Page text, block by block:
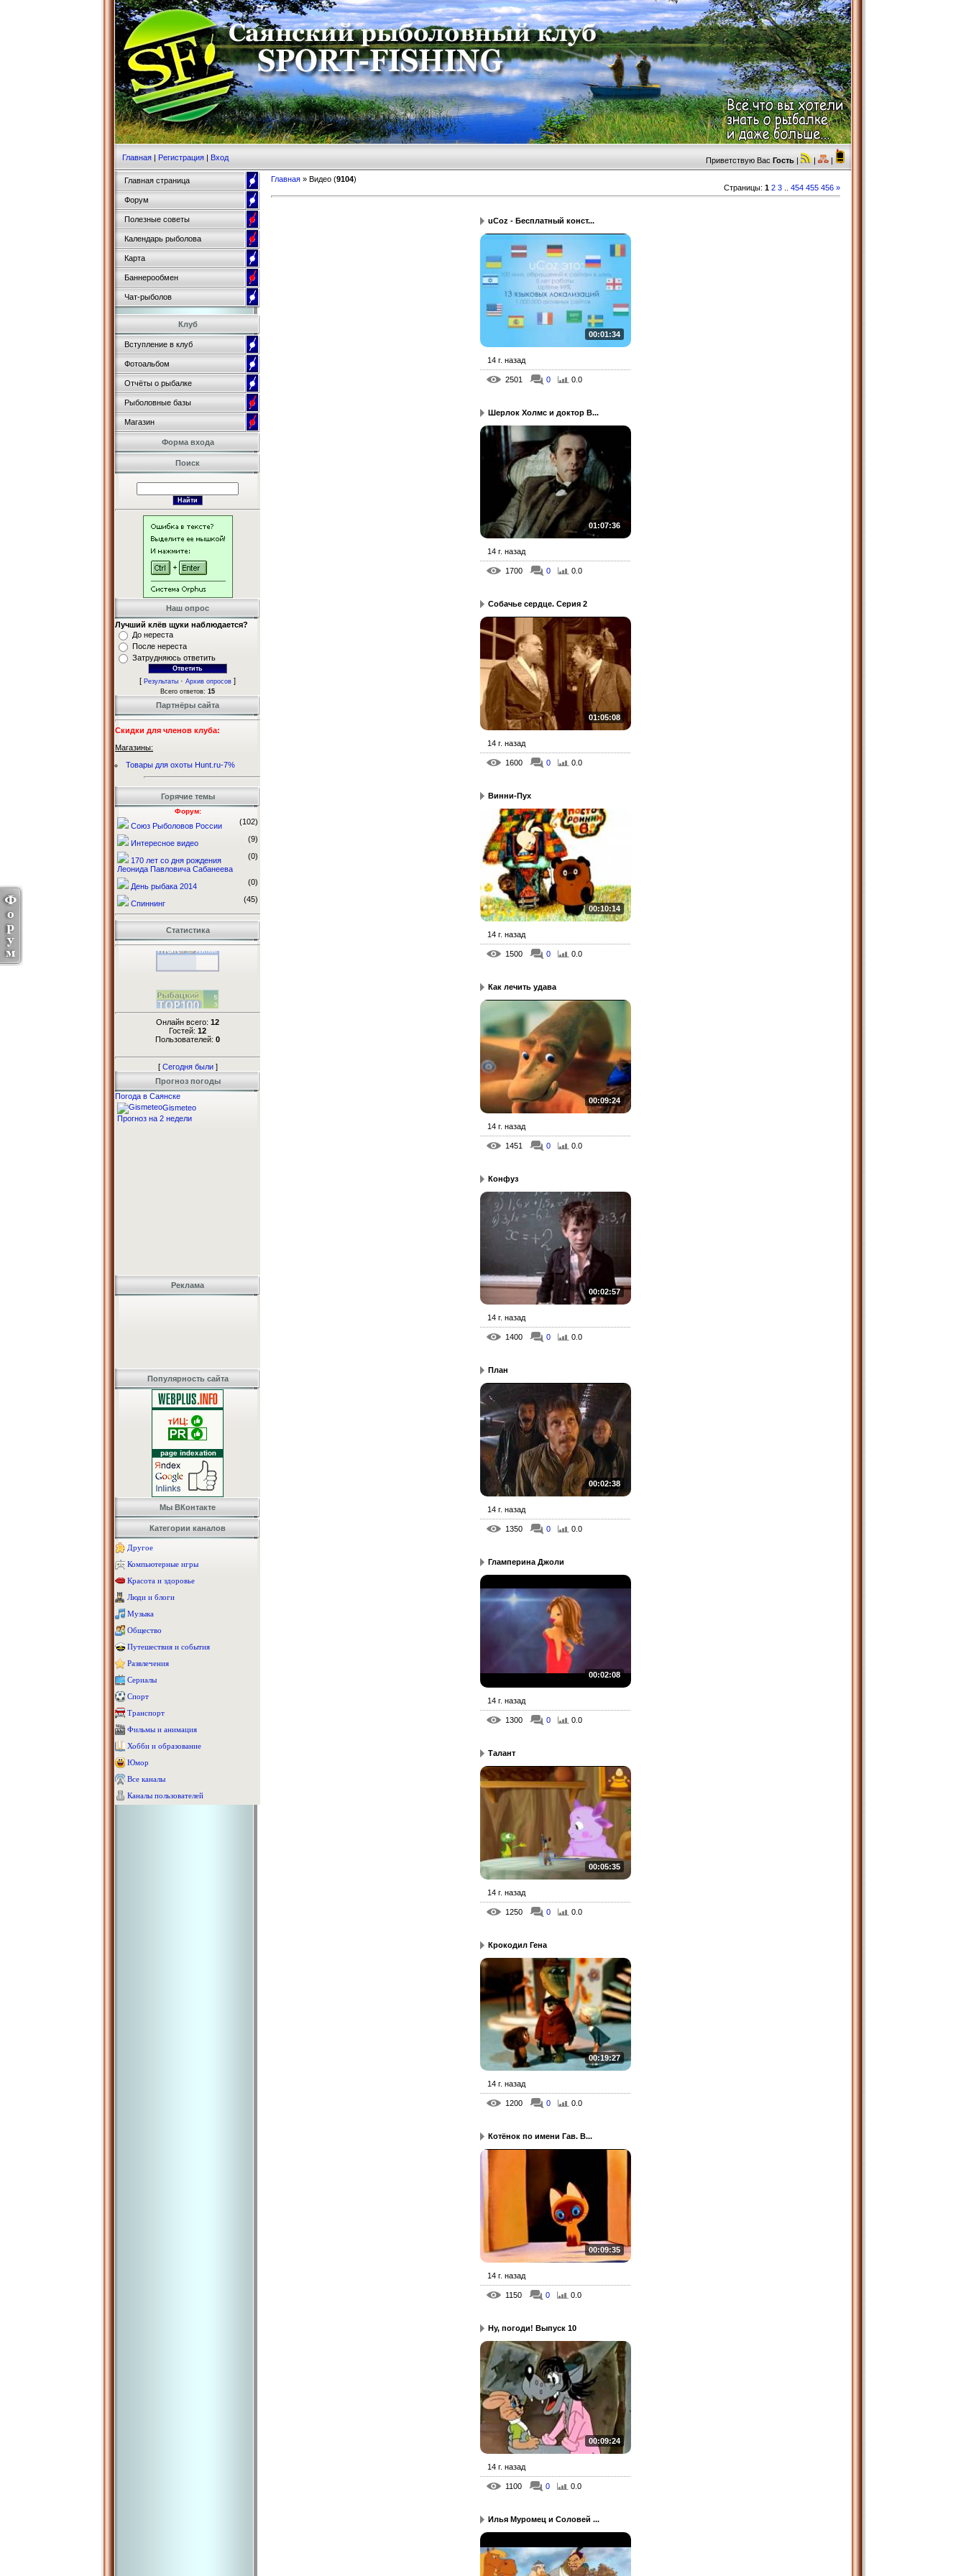
Главная | Регистрация | Вход Приветствую Вас Гость | | |
Главная страница
Форум
Полезные советы
Календарь рыболова
Карта
Баннерообмен
Чат-рыболов
Клуб
Вступление в клуб
Фотоальбом
Отчёты о рыбалке
Рыболовные базы
Магазин
Форма входа
Поиск
Наш опрос
Лучший клёв щуки наблюдается?
До нереста
После нереста
Затрудняюсь ответить
[ Результаты · Архив опросов ]
Всего ответов: 15
Партнёры сайта
Скидки для членов клуба:
Магазины:
Товары для охоты Hunt.ru-7%
Горячие темы
Форум:
Союз Рыболовов России (102)
Интересное видео (9)
170 лет со дня рождения
Леонида Павловича Сабанеева
(0)
День рыбака 2014 (0)
Спиннинг (45)
Статистика
Онлайн всего: 12
Гостей: 12
Пользователей: 0
[ Сегодня были]
Прогноз погоды
Погода в Саянске
Gismeteo
Прогноз на 2 недели
Реклама
Популярность сайта
Мы ВКонтакте
Категории каналов
Другое
Компьютерные игры
Красота и здоровье
Люди и блоги
Музыка
Общество
Путешествия и события
Развлечения
Сериалы
Спорт
Транспорт
Фильмы и анимация
Хобби и образование
Юмор
Все каналы
Каналы пользователей
Главная » Видео (9104)
Страницы: 1 2 3 454 455 456 »
uCoz - Бесплатный конст...
00:01:34
14 г. назад
2501 0 0.0
Шерлок Холмс и доктор В...
01:07:36
14 г. назад
1700 0 0.0
Собачье сердце. Серия 2
01:05:08
14 г. назад
1600 0 0.0
Винни-Пух
00:10:14
14 г. назад
1500 0 0.0
Как лечить удава
00:09:24
14 г. назад
1451 0 0.0
Конфуз
00:02:57
14 г. назад
1400 0 0.0
План
00:02:38
14 г. назад
1350 0 0.0
Гламперина Джоли
00:02:08
14 г. назад
1300 0 0.0
Талант
00:05:35
14 г. назад
1250 0 0.0
Крокодил Гена
00:19:27
14 г. назад
1200 0 0.0
Котёнок по имени Гав. В...
00:09:35
14 г. назад
1150 0 0.0
Ну, погоди! Выпуск 10
00:09:24
14 г. назад
1100 0 0.0
Илья Муромец и Соловей ...